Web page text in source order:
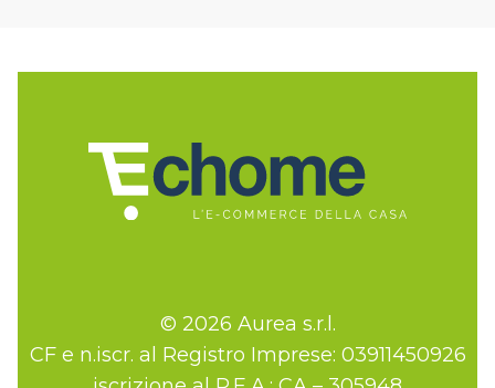
© 2026 Aurea s.r.l.
CF e n.iscr. al Registro Imprese: 03911450926